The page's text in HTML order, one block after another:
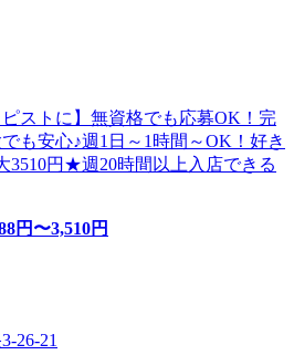
ピストに】無資格でも応募OK！完
も安心♪週1日～1時間～OK！好き
3510円★週20時間以上入店できる
円〜3,510円
26-21